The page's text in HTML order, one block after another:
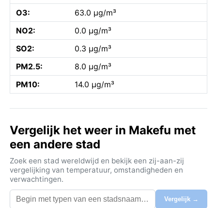
O3:
63.0 µg/m³
NO2:
0.0 µg/m³
SO2:
0.3 µg/m³
PM2.5:
8.0 µg/m³
PM10:
14.0 µg/m³
Vergelijk het weer in Makefu met
een andere stad
Zoek een stad wereldwijd en bekijk een zij-aan-zij
vergelijking van temperatuur, omstandigheden en
verwachtingen.
Vergelijk →